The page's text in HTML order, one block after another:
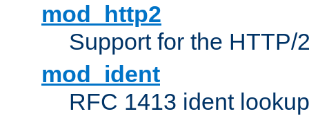
mod_http2
Support for the HTTP/
mod_ident
RFC 1413 ident